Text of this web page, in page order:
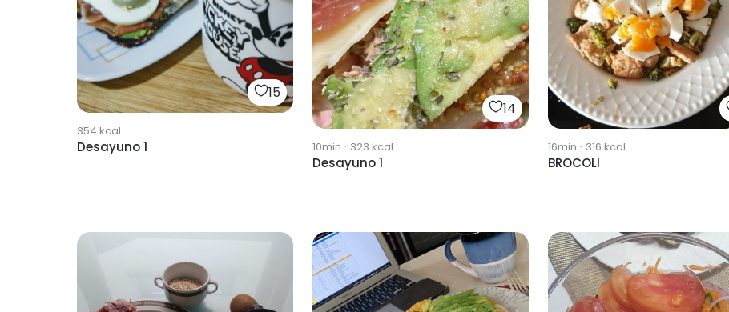
15
354 kcal
Desayuno 1
14
10min · 323 kcal
Desayuno 1
16min · 316 kcal
BROCOLI